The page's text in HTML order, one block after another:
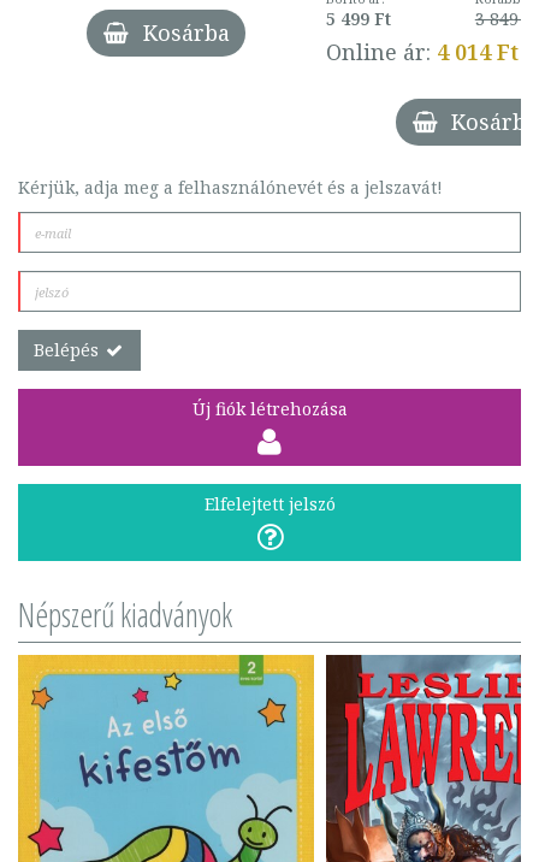
Kosárba 5 499 Ft 3 849 Ft
Online ár: 4 014 Ft
Kosárba
Kérjük, adja meg a felhasználónevét és a jelszavát!
Belépés
Új fiók létrehozása
Elfelejtett jelszó
Népszerű kiadványok